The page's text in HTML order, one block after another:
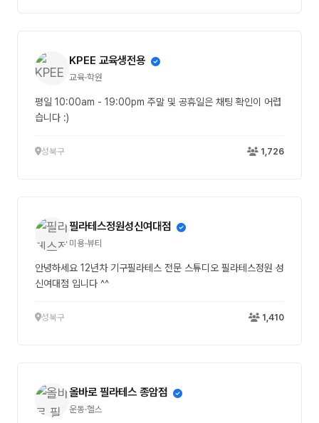
KPEE 교육생전용
교육·학원
평일 10:00am - 19:00pm 주말 및 공휴일은 채팅 확인이 어렵
습니다 :)
성북구 1,726
필라테스정원성신여대점
미용·뷰티
안녕하세요 12년차 기구필라테스 전문 스튜디오 필라테스정원 성
신여대점 입니다 ^^
성북구 1,410
올바로 필라테스 종암점
운동·헬스